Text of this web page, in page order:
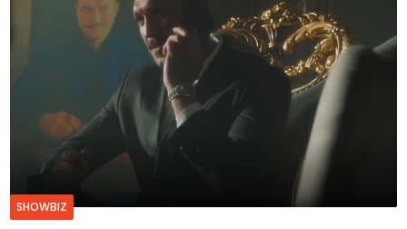
SHOWBIZ